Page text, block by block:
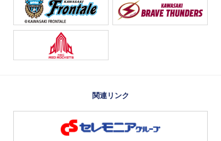
関連リンク